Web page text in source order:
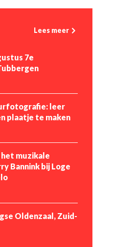
Lees meer
7e
leer
plaatje te maken
muzikale
Bannink bij Loge
Oldenzaal, Zuid-